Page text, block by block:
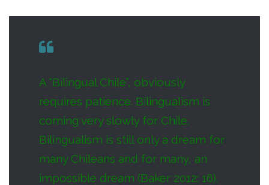
A “Bilingual Chile”, obviously
requires patience. Bilingualism is
coming very slowly for Chile.
Bilingualism is still only a dream for
many Chileans and for many, an
impossible dream (Baker 2012: 16).